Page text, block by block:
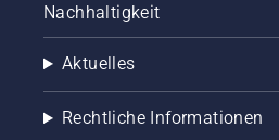
Nachhaltigkeit
Aktuelles
Rechtliche Informationen